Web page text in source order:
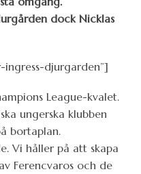
dock Nicklas
djurgarden”]
League-kvalet.
ungerska klubben
bortaplan.
Vi håller på att skapa
Ferencvaros och de